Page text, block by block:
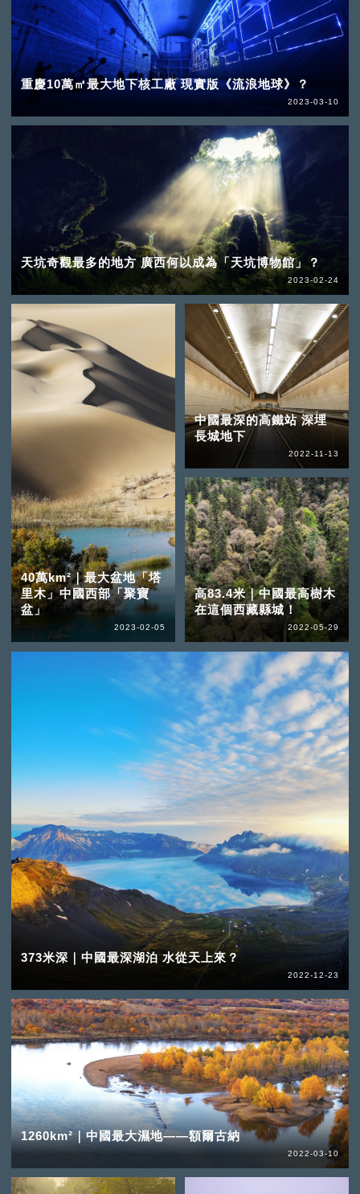
重慶10萬㎡最大地下核工廠 現實版《流浪地球》？
2023-03-10
天坑奇觀最多的地方 廣西何以成為「天坑博物館」？
2023-02-24
40萬km²｜最大盆地「塔
里木」中國西部「聚寶
盆」
2023-02-05
373米深｜中國最深湖泊 水從天上來？
2022-12-23
中國最深的高鐵站 深埋
長城地下
2022-11-13
高83.4米｜中國最高樹木
在這個西藏縣城！
2022-05-29
1260km²｜中國最大濕地——額爾古納
2022-03-10